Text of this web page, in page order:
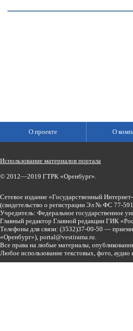
О проекте О
Использование материалов портала
© 2012—2019 ГТРК «Оренбург».
Сетевое издание «Государственный
(свидетельство о регистрации Эл № ФС 77-
Учредитель: Федеральное государственное
Главный редактор Главной редакции ГИК
Телефоны для связи: (3532)37-00-50 —
«Оренбург»), portal@vestirama.ru.
Все права на любые материалы,
Любое использование текстовых, фото,